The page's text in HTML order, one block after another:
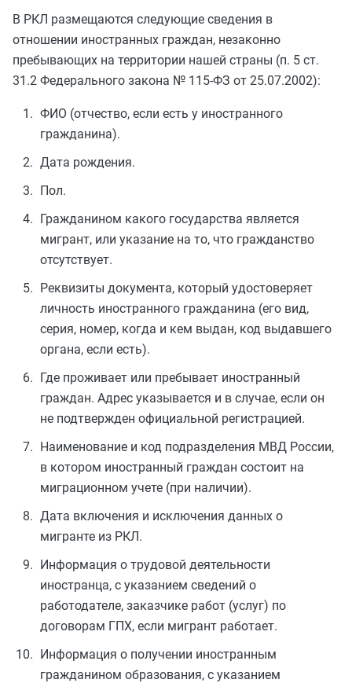
В РКЛ размещаются следующие сведения в
отношении иностранных граждан, незаконно
пребывающих на территории нашей страны (п. 5 ст.
31.2 Федерального закона № 115-ФЗ от 25.07.2002):
ФИО (отчество, если есть у иностранного
гражданина).
Дата рождения.
Пол.
Гражданином какого государства является
мигрант, или указание на то, что гражданство
отсутствует.
Реквизиты документа, который удостоверяет
личность иностранного гражданина (его вид,
серия, номер, когда и кем выдан, код выдавшего
органа, если есть).
Где проживает или пребывает иностранный
граждан. Адрес указывается и в случае, если он
не подтвержден официальной регистрацией.
Наименование и код подразделения МВД России,
в котором иностранный граждан состоит на
миграционном учете (при наличии).
Дата включения и исключения данных о
мигранте из РКЛ.
Информация о трудовой деятельности
иностранца, с указанием сведений о
работодателе, заказчике работ (услуг) по
договорам ГПХ, если мигрант работает.
Информация о получении иностранным
гражданином образования, с указанием